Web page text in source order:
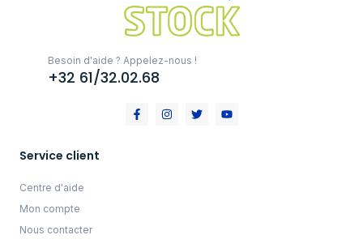
Besoin d'aide ? Appelez-nous !
+32 61/32.02.68
Service client
Centre d'aide
Mon compte
Nous contacter